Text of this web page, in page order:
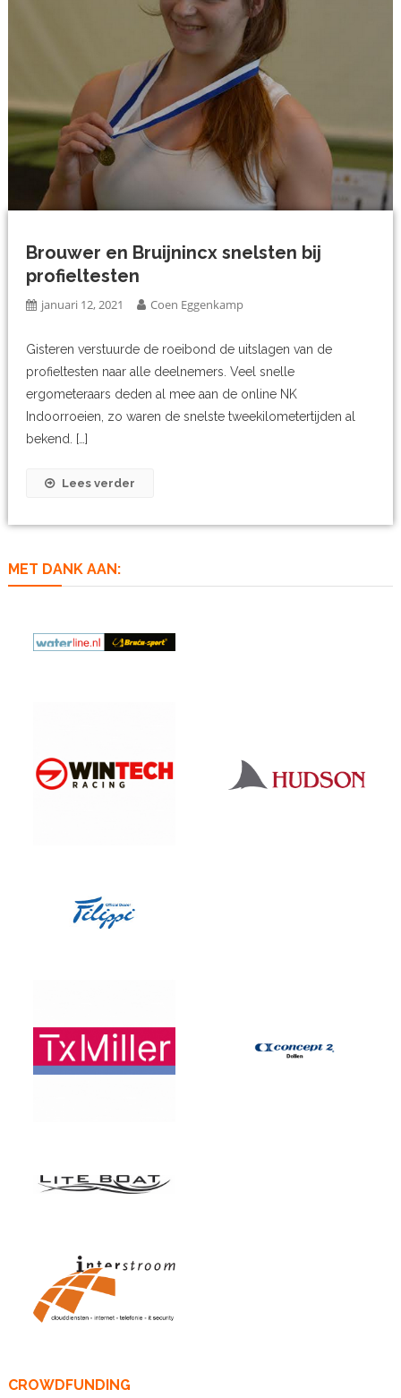
Brouwer en Bruijnincx snelsten bij
profieltesten
januari 12, 2021 Coen Eggenkamp
Gisteren verstuurde de roeibond de uitslagen van de
profieltesten naar alle deelnemers. Veel snelle
ergometeraars deden al mee aan de online NK
Indoorroeien, zo waren de snelste tweekilometertijden al
bekend. […]
Lees verder
MET DANK AAN:
CROWDFUNDING